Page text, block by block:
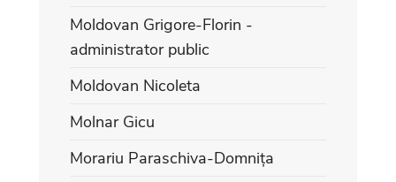
Moldovan Grigore-Florin -
administrator public
Moldovan Nicoleta
Molnar Gicu
Morariu Paraschiva-Domnița